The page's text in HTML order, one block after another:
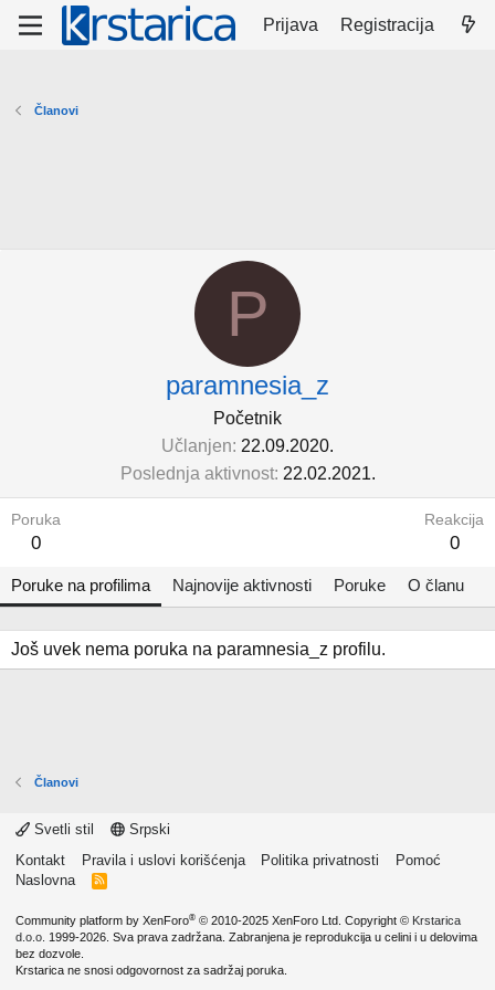
Prijava Registracija
Članovi
P
paramnesia_z
Početnik
Učlanjen 22.09.2020.
Poslednja aktivnost 22.02.2021.
Poruka
0
Reakcija
0
Poruke na profilima Najnovije aktivnosti Poruke O članu
Još uvek nema poruka na paramnesia_z profilu.
Članovi
Svetli stil
Srpski
Kontakt
Pravila i uslovi korišćenja Politika privatnosti
Pomoć
Naslovna
R
Community platform by XenForo® © 2010-2025 XenForo Ltd. Copyright © Krstarica
d.o.o. 1999-2026. Sva prava zadržana. Zabranjena je reprodukcija u celini i u delovima
bez dozvole.
Krstarica ne snosi odgovornost za sadržaj poruka.